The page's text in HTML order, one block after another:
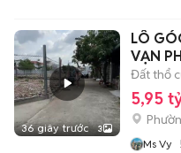
36 giây trước 3
LÔ
VẠN
Đất thổ
5,95
Ms Vy